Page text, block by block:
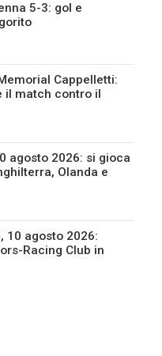
5-3: gol e
Cappelletti:
il match contro il
agosto 2026: si gioca
Olanda e
10 agosto 2026:
Racing Club in